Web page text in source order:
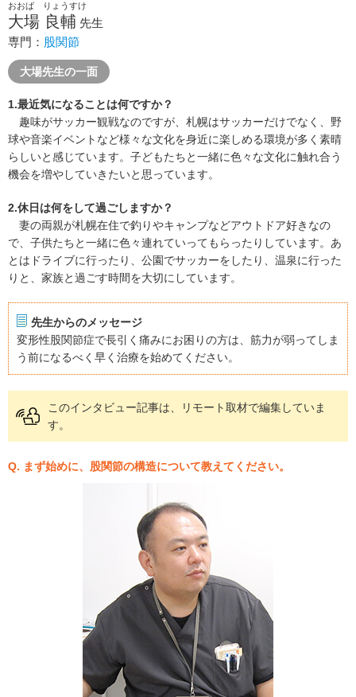
おおば りょうすけ
大場 良輔 先生
専門： 股関節
大場先生の一面
1.最近気になることは何ですか？
趣味がサッカー観戦なのですが、札幌はサッカーだけでなく、野
球や音楽イベントなど様々な文化を身近に楽しめる環境が多く素晴
らしいと感じています。子どもたちと一緒に色々な文化に触れ合う
機会を増やしていきたいと思っています。
2.休日は何をして過ごしますか？
妻の両親が札幌在住で釣りやキャンプなどアウトドア好きなの
で、子供たちと一緒に色々連れていってもらったりしています。あ
とはドライブに行ったり、公園でサッカーをしたり、温泉に行った
りと、家族と過ごす時間を大切にしています。
先生からのメッセージ
変形性股関節症で長引く痛みにお困りの方は、筋力が弱ってしま
う前になるべく早く治療を始めてください。
このインタビュー記事は、リモート取材で編集していま
す。
Q. まず始めに、股関節の構造について教えてください。